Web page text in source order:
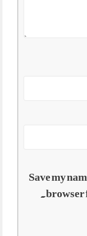
Save my
browser